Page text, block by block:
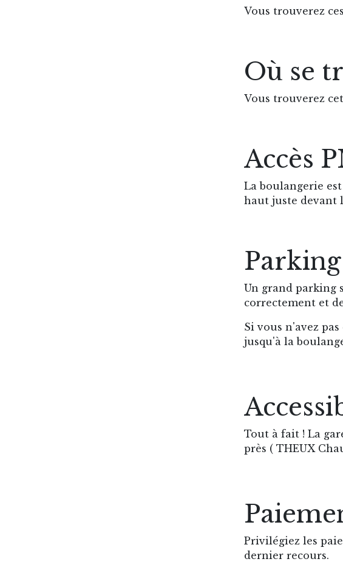
Vous trouverez
Où se
Vous trouverez
Accès
La boulangerie
haut juste devant
Parking
Un grand parking
correctement et
Si vous n'avez
jusqu'à la
Tout à fait ! La
près ( THEUX
Privilégiez les
dernier recours.